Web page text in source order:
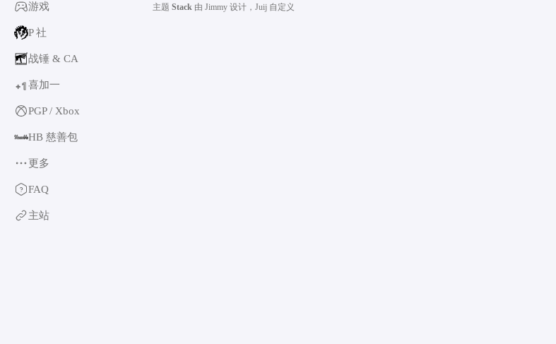
游戏
P 社
战锤 & CA
+1喜加一
PGP / Xbox
HB 慈善包
更多
FAQ
主站
主题 Stack由 Jimmy设计，Juij 自定义